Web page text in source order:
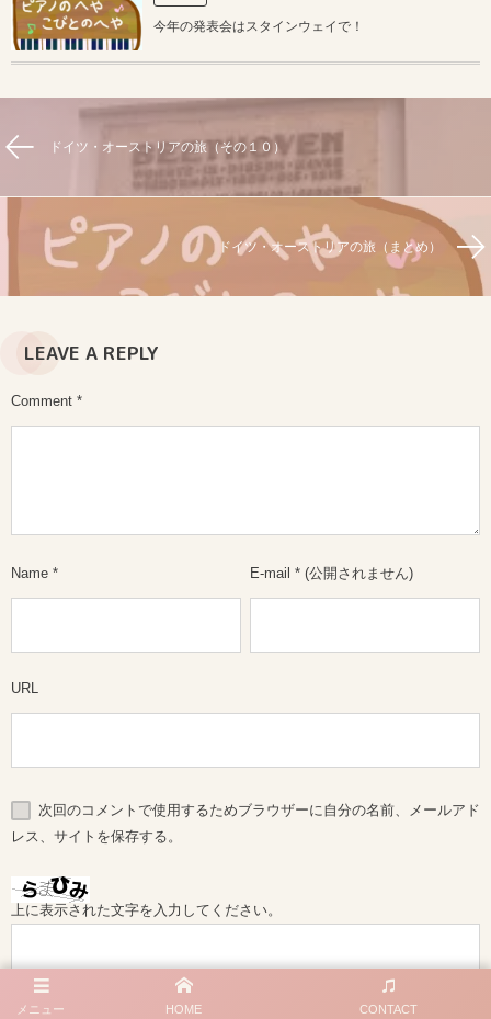
今年の発表会はスタインウェイで！
ドイツ・オーストリアの旅（その１０）
ドイツ・オーストリアの旅（まとめ）
LEAVE A REPLY
Comment *
Name * E-mail * (公開されません)
URL
次回のコメントで使用するためブラウザーに自分の名前、メールアド
レス、サイトを保存する。
上に表示された文字を入力してください。
メニュー HOME CONTACT